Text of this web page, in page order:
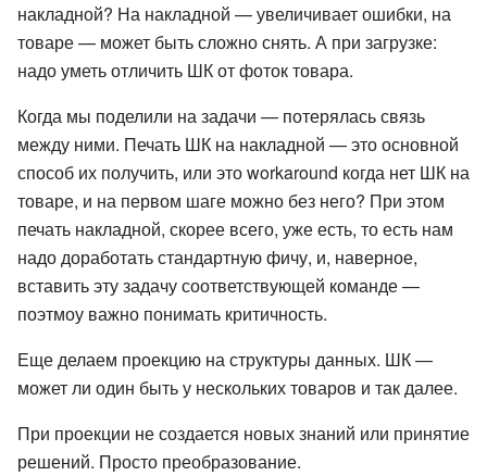
накладной? На накладной — увеличивает ошибки, на
товаре — может быть сложно снять. А при загрузке:
надо уметь отличить ШК от фоток товара.
Когда мы поделили на задачи — потерялась связь
между ними. Печать ШК на накладной — это основной
способ их получить, или это workaround когда нет ШК на
товаре, и на первом шаге можно без него? При этом
печать накладной, скорее всего, уже есть, то есть нам
надо доработать стандартную фичу, и, наверное,
вставить эту задачу соответствующей команде —
поэтмоу важно понимать критичность.
Еще делаем проекцию на структуры данных. ШК —
может ли один быть у нескольких товаров и так далее.
При проекции не создается новых знаний или принятие
решений. Просто преобразование.